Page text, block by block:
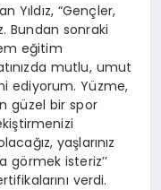
Yıldız, “Gençler,
Bundan sonraki
eğitim
mutlu, umut
ediyorum. Yüzme,
güzel bir spor
yaşlarınız
görmek isteriz’’
verdi.